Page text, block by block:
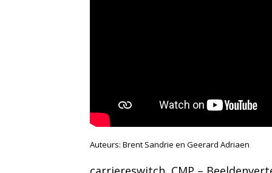
Auteurs: Brent Sandrie en Geerard Adriaen